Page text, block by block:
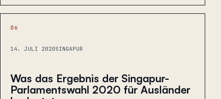
06
14. JULI 2020SINGAPUR
Was das Ergebnis der Singapur-
Parlamentswahl 2020 für Ausländer